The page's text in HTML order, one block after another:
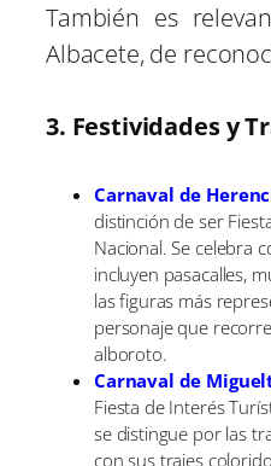
También es
Albacete, de
3. Festividades y
Carnaval de
distinción de ser
Nacional. Se celebra
incluyen pasacalles,
las figuras más
personaje que
alboroto.
Carnaval de
Fiesta de Interés
se distingue por las
con sus trajes